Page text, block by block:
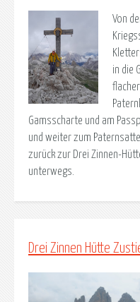
Von
in die
Gamsscharte und am
und weiter zum
zurück zur Drei Zinnen-
unterwegs.
Drei Zinnen Hütte